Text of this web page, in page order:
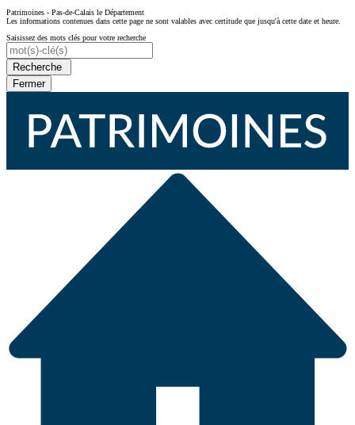
Patrimoines - Pas-de-Calais le Département
Les informations contenues dans cette page ne sont valables avec certitude que jusqu'à cette date et heure.
Saisissez des mots clés pour votre recherche
Recherche
Fermer